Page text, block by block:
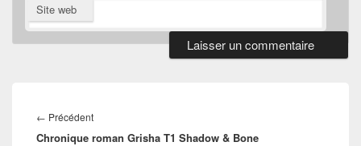
Site web
de
l’article
← PrécédentArticle
précédent :
Chronique roman Grisha T1 Shadow & Bone